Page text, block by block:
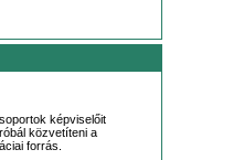
képviselőit
közvetíteni a
forrás.